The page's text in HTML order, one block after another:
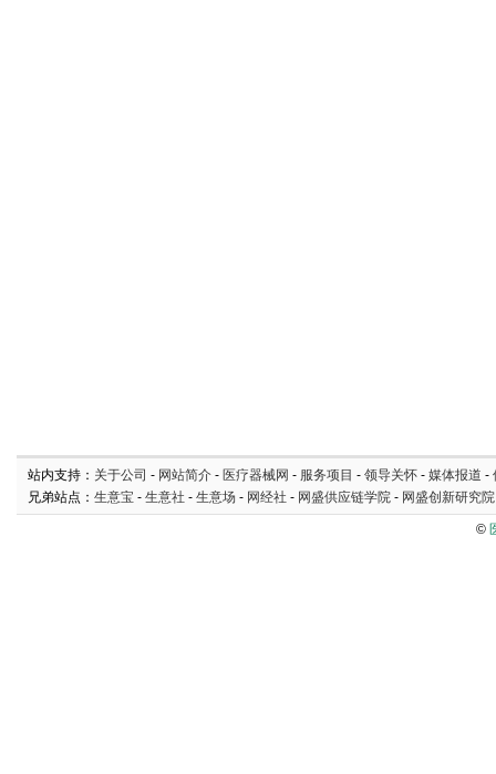
站内支持： 关于公司 - 网站简介 - 医疗器械网 - 服务项目 - 领导关怀 - 媒体报道 -
兄弟站点： 生意宝 - 生意社 - 生意场 - 网经社 - 网盛供应链学院 - 网盛创新研究院
©